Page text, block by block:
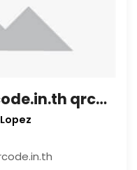
5 April 23 https://qrcode.in.th qrcode สร้าง qr code ฟรีสร้าง qr code ง่ายๆ ไฟล์ PDFสร้างqr codeให้ qrcode สำเร็จรูป Top 89 by Dwight